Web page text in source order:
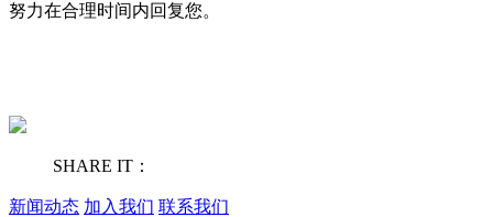
努力在合理时间内回复您。
SHARE IT：
新闻动态 加入我们 联系我们